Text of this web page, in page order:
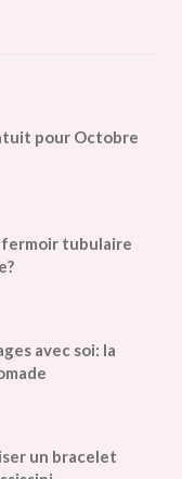
pour Octobre
tubulaire
avec soi: la
un bracelet